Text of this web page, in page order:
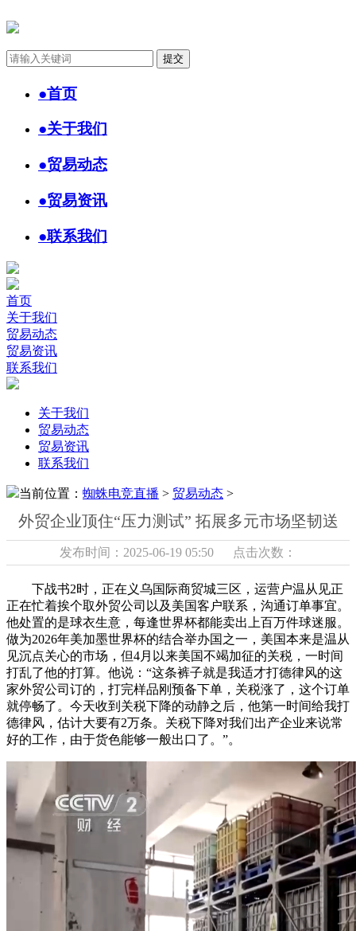
●首页
●关于我们
●贸易动态
●贸易资讯
●联系我们
首页
关于我们
贸易动态
贸易资讯
联系我们
关于我们
贸易动态
贸易资讯
联系我们
当前位置： 蜘蛛电竞直播 > 贸易动态 >
外贸企业顶住“压力测试” 拓展多元市场坚韧送
发布时间：2025-06-19 05:50 点击次数：
下战书2时，正在义乌国际商贸城三区，运营户温从见正
正在忙着挨个取外贸公司以及美国客户联系，沟通订单事宜。
他处置的是球衣生意，每逢世界杯都能卖出上百万件球迷服。
做为2026年美加墨世界杯的结合举办国之一，美国本来是温从
见沉点关心的市场，但4月以来美国不竭加征的关税，一时间
打乱了他的打算。他说：“这条裤子就是我适才打德律风的这
家外贸公司订的，打完样品刚预备下单，关税涨了，这个订单
就停畅了。今天收到关税下降的动静之后，他第一时间给我打
德律风，估计大要有2万条。关税下降对我们出产企业来说常
好的工作，由于货色能够一般出口了。”。